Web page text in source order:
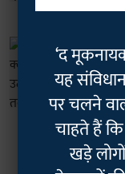
‘द
यह
पर चलने
चाहते हैं
खड़े